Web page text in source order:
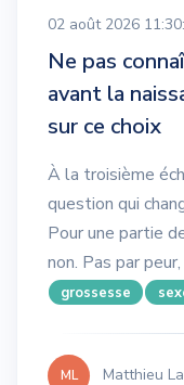
02 août 2026
Ne pas
avant la
sur ce choix
À la troisième
question qui
Pour une partie
non. Pas par peur,
grossesse
ML Matthieu